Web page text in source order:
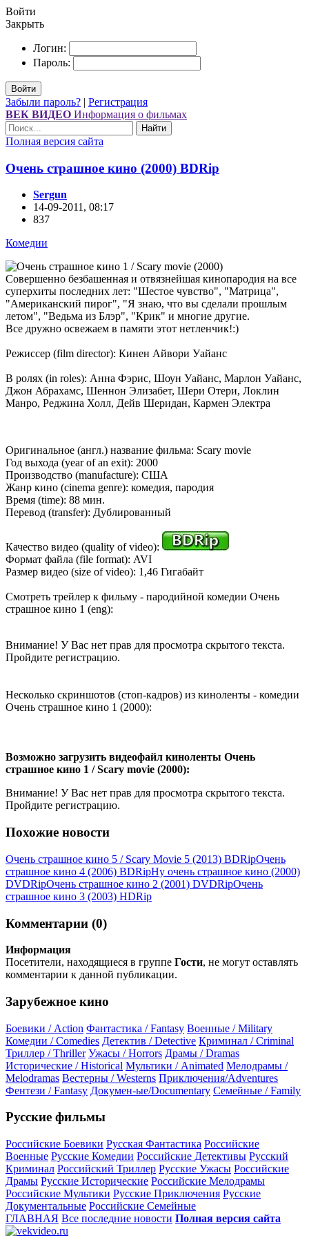
Войти
Закрыть
Логин:
Пароль:
Войти
Забыли пароль? | Регистрация
ВЕК ВИДЕО Информация о фильмах
Найти
Полная версия сайта
Очень страшное кино (2000) ВDRір
Sergun
14-09-2011, 08:17
837
Комедии
Совершенно безбашенная и отвязнейшая кинопародия на все
суперхиты последних лет: "Шестое чувство", "Матрица",
"Американский пирог", "Я знаю, что вы сделали прошлым
летом", "Ведьма из Блэр", "Крик" и многие другие.
Все дружно освежаем в памяти этот нетленчик!:)
Режиссер (film director): Кинен Айвори Уайанс
В ролях (in roles): Анна Фэрис, Шоун Уайанс, Марлон Уайанс,
Джон Абрахамс, Шеннон Элизабет, Шери Отери, Локлин
Манро, Реджина Холл, Дейв Шеридан, Кармен Электра
Оригинальное (англ.) название фильма: Scary movie
Год выхода (year of an exit): 2000
Производство (manufacture): США
Жанр кино (cinema genre): комедия, пародия
Время (time): 88 мин.
Перевод (transfer): Дублированный
Качество видео (quality of video):
Формат файла (file format): AVI
Размер видео (size of video): 1,46 Гигабайт
Смотреть трейлер к фильму - пародийной комедии Очень
страшное кино 1 (eng):
Внимание! У Вас нет прав для просмотра скрытого текста.
Пройдите регистрацию.
Несколько скриншотов (стоп-кадров) из киноленты - комедии
Очень страшное кино 1 (2000):
Возможно загрузить видеофайл киноленты Очень
страшное кино 1 / Scary movie (2000):
Внимание! У Вас нет прав для просмотра скрытого текста.
Пройдите регистрацию.
Похожие новости
Очень страшное кино 5 / Scary Movie 5 (2013) ВDRірОчень
страшное кино 4 (2006) BDRірНу очень страшное кино (2000)
DVDRірОчень страшное кино 2 (2001) DVDRірОчень
страшное кино 3 (2003) НDRір
Комментарии (0)
Информация
Посетители, находящиеся в группе Гости, не могут оставлять
комментарии к данной публикации.
Зарубежное кино
Боевики / Action Фантастика / Fantasy Военные / Military
Комедии / Comedies Детектив / Detective Криминал / Criminal
Триллер / Thriller Ужасы / Horrors Драмы / Dramas
Исторические / Historical Мультики / Animated Мелодрамы /
Melodramas Вестерны / Westerns Приключения/Adventures
Фентези / Fantasy Докумен-ые/Documentary Семейные / Family
Русские фильмы
Российские Боевики Русская Фантастика Российские
Военные Русские Комедии Российские Детективы Русский
Криминал Российский Триллер Русские Ужасы Российские
Драмы Русские Исторические Российские Мелодрамы
Российские Мультики Русские Приключения Русские
Документальные Российские Семейные
ГЛАВНАЯ Все последние новости Полная версия сайта